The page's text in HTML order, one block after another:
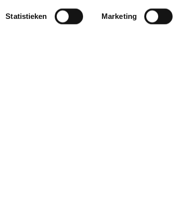
Statistieken Marketing
en Spanbroek
Opmeer, Hoogwoud |